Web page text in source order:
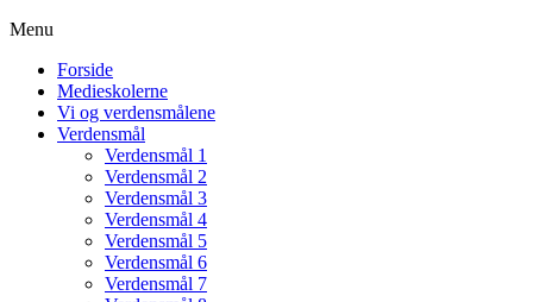
Menu
Forside
Medieskolerne
Vi og verdensmålene
Verdensmål
Verdensmål 1
Verdensmål 2
Verdensmål 3
Verdensmål 4
Verdensmål 5
Verdensmål 6
Verdensmål 7